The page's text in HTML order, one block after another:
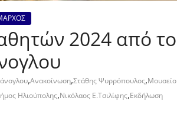
2024 από το
,Ανακοίνωση,Στάθης Ψυρρόπουλος,Μουσείο
Ηλιούπολης,Νικόλαος Ε.Τσιλίφης,Εκδήλωση